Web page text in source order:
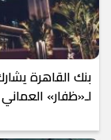
لـ«ظفار» العماني